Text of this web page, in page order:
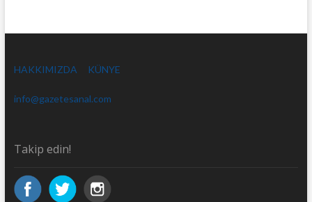
HAKKIMIZDA KÜNYE
info@gazetesanal.com
Takip edin!